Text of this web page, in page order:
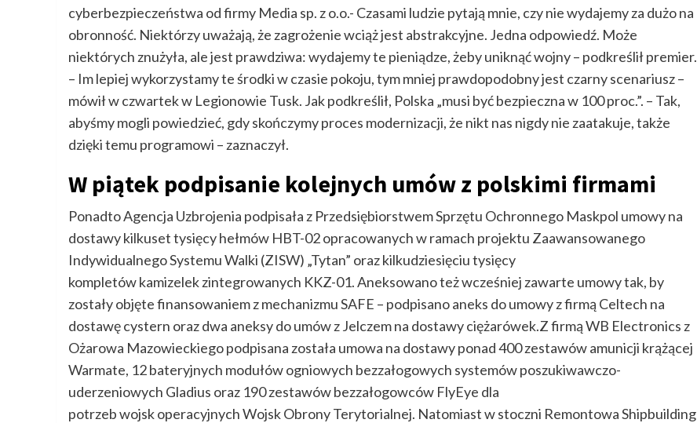
cyberbezpieczeństwa od firmy Media sp. z o.o.- Czasami ludzie pytają mnie, czy nie wydajemy za dużo na
obronność. Niektórzy uważają, że zagrożenie wciąż jest abstrakcyjne. Jedna odpowiedź. Może
niektórych znużyła, ale jest prawdziwa: wydajemy te pieniądze, żeby uniknąć wojny – podkreślił premier.
– Im lepiej wykorzystamy te środki w czasie pokoju, tym mniej prawdopodobny jest czarny scenariusz –
mówił w czwartek w Legionowie Tusk. Jak podkreślił, Polska „musi być bezpieczna w 100 proc.”. – Tak,
abyśmy mogli powiedzieć, gdy skończymy proces modernizacji, że nikt nas nigdy nie zaatakuje, także
dzięki temu programowi – zaznaczył.
W piątek podpisanie kolejnych umów z polskimi firmami
Ponadto Agencja Uzbrojenia podpisała z Przedsiębiorstwem Sprzętu Ochronnego Maskpol umowy na
dostawy kilkuset tysięcy hełmów HBT-02 opracowanych w ramach projektu Zaawansowanego
Indywidualnego Systemu Walki (ZISW) „Tytan” oraz kilkudziesięciu tysięcy
kompletów kamizelek zintegrowanych KKZ-01. Aneksowano też wcześniej zawarte umowy tak, by
zostały objęte finansowaniem z mechanizmu SAFE – podpisano aneks do umowy z firmą Celtech na
dostawę cystern oraz dwa aneksy do umów z Jelczem na dostawy ciężarówek.Z firmą WB Electronics z
Ożarowa Mazowieckiego podpisana została umowa na dostawy ponad 400 zestawów amunicji krążącej
Warmate, 12 bateryjnych modułów ogniowych bezzałogowych systemów poszukiwawczo-
uderzeniowych Gladius oraz 190 zestawów bezzałogowców FlyEye dla
potrzeb wojsk operacyjnych Wojsk Obrony Terytorialnej. Natomiast w stoczni Remontowa Shipbuilding